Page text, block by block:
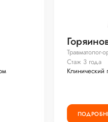
Травматолог-
Стаж 3 года
Клинический